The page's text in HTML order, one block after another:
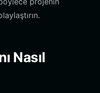
Nasıl